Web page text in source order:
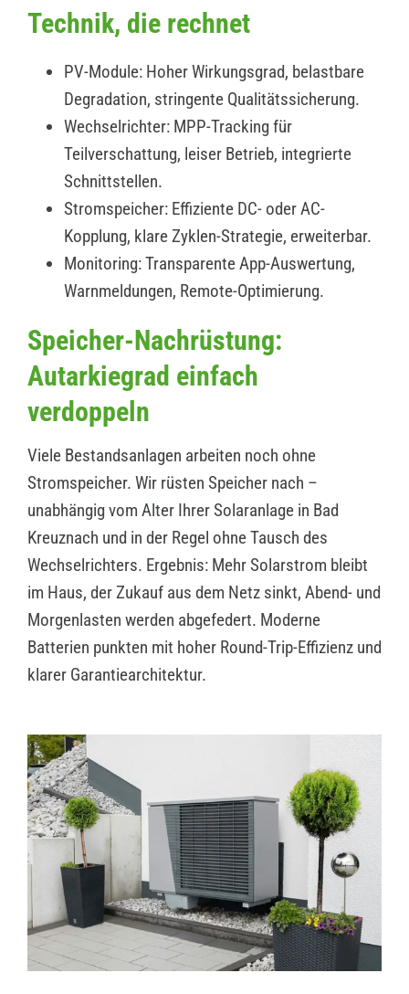
Technik, die rechnet
PV-Module: Hoher Wirkungsgrad, belastbare
Degradation, stringente Qualitätssicherung.
Wechselrichter: MPP-Tracking für
Teilverschattung, leiser Betrieb, integrierte
Schnittstellen.
Stromspeicher: Effiziente DC- oder AC-
Kopplung, klare Zyklen-Strategie, erweiterbar.
Monitoring: Transparente App-Auswertung,
Warnmeldungen, Remote-Optimierung.
Speicher-Nachrüstung:
Autarkiegrad einfach
verdoppeln
Viele Bestandsanlagen arbeiten noch ohne
Stromspeicher. Wir rüsten Speicher nach –
unabhängig vom Alter Ihrer Solaranlage in Bad
Kreuznach und in der Regel ohne Tausch des
Wechselrichters. Ergebnis: Mehr Solarstrom bleibt
im Haus, der Zukauf aus dem Netz sinkt, Abend- und
Morgenlasten werden abgefedert. Moderne
Batterien punkten mit hoher Round-Trip-Effizienz und
klarer Garantiearchitektur.